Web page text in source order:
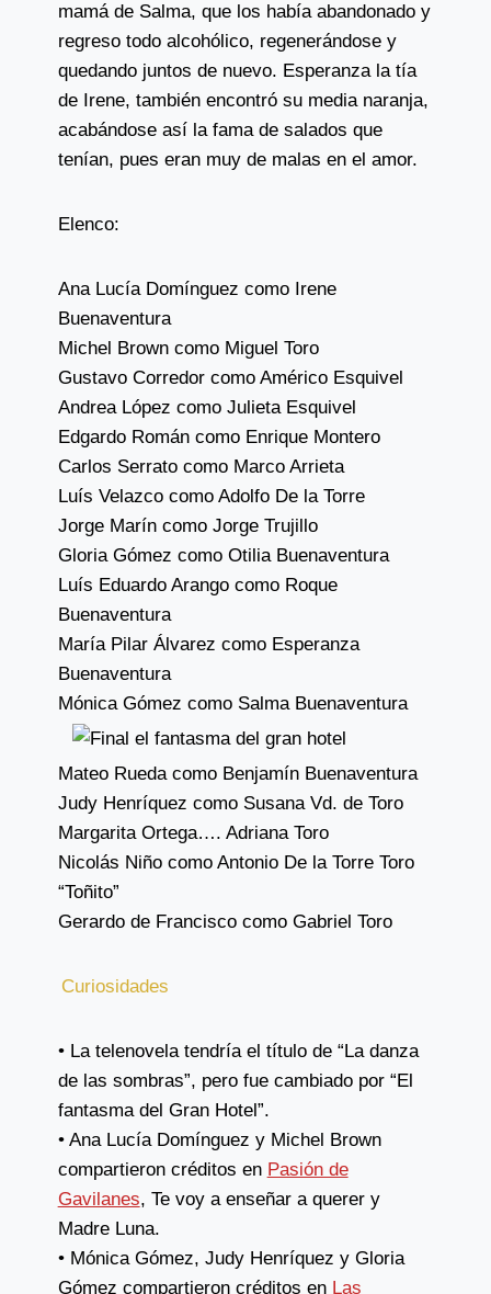
mamá de Salma, que los había abandonado y
regreso todo alcohólico, regenerándose y
quedando juntos de nuevo. Esperanza la tía
de Irene, también encontró su media naranja,
acabándose así la fama de salados que
tenían, pues eran muy de malas en el amor.
Elenco:
Ana Lucía Domínguez como Irene
Buenaventura
Michel Brown como Miguel Toro
Gustavo Corredor como Américo Esquivel
Andrea López como Julieta Esquivel
Edgardo Román como Enrique Montero
Carlos Serrato como Marco Arrieta
Luís Velazco como Adolfo De la Torre
Jorge Marín como Jorge Trujillo
Gloria Gómez como Otilia Buenaventura
Luís Eduardo Arango como Roque
Buenaventura
María Pilar Álvarez como Esperanza
Buenaventura
Mónica Gómez como Salma Buenaventura
Mateo Rueda como Benjamín Buenaventura
Judy Henríquez como Susana Vd. de Toro
Margarita Ortega…. Adriana Toro
Nicolás Niño como Antonio De la Torre Toro
“Toñito”
Gerardo de Francisco como Gabriel Toro
Curiosidades
• La telenovela tendría el título de “La danza
de las sombras”, pero fue cambiado por “El
fantasma del Gran Hotel”.
• Ana Lucía Domínguez y Michel Brown
compartieron créditos en Pasión de
Gavilanes, Te voy a enseñar a querer y
Madre Luna.
• Mónica Gómez, Judy Henríquez y Gloria
Gómez compartieron créditos en Las